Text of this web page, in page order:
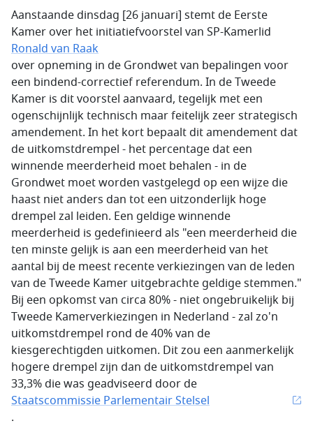
Aanstaande dinsdag [26 januari] stemt de Eerste
Kamer over het initiatiefvoorstel van SP-Kamerlid
Ronald van Raak
over opneming in de Grondwet van bepalingen voor
een bindend-correctief referendum. In de Tweede
Kamer is dit voorstel aanvaard, tegelijk met een
ogenschijnlijk technisch maar feitelijk zeer strategisch
amendement. In het kort bepaalt dit amendement dat
de uitkomstdrempel - het percentage dat een
winnende meerderheid moet behalen - in de
Grondwet moet worden vastgelegd op een wijze die
haast niet anders dan tot een uitzonderlijk hoge
drempel zal leiden. Een geldige winnende
meerderheid is gedefinieerd als "een meerderheid die
ten minste gelijk is aan een meerderheid van het
aantal bij de meest recente verkiezingen van de leden
van de Tweede Kamer uitgebrachte geldige stemmen."
Bij een opkomst van circa 80% - niet ongebruikelijk bij
Tweede Kamerverkiezingen in Nederland - zal zo'n
uitkomstdrempel rond de 40% van de
kiesgerechtigden uitkomen. Dit zou een aanmerkelijk
hogere drempel zijn dan de uitkomstdrempel van
33,3% die was geadviseerd door de
Staatscommissie Parlementair Stelsel
.